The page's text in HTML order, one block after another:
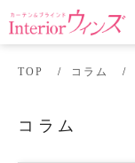
TOP コラム
コラム